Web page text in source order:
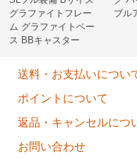
グラファイトフレー
ム グラファイトベー
ス BBキャスター
ブル
送料・お支払いについ
ポイントについて
返品・キャンセルにつ
お問い合わせ